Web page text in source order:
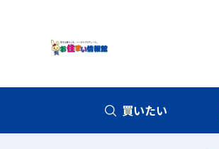
買いたい
中古一戸建て
中古マンション
新築一戸建て
土地